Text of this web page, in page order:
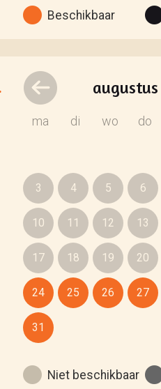
Beschikbaar
augustus
ma di wo do
3 4 5 6
10 11 12 13
17 18 19 20
24 25 26 27
31
Niet beschikbaar